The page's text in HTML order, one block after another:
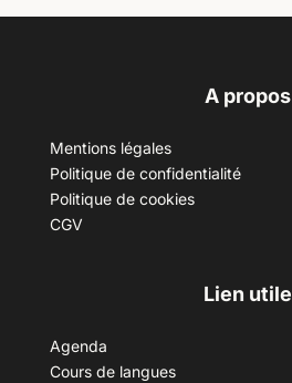
A propos
Mentions légales
Politique de confidentialité
Politique de cookies
CGV
Lien utile
Agenda
Cours de langues